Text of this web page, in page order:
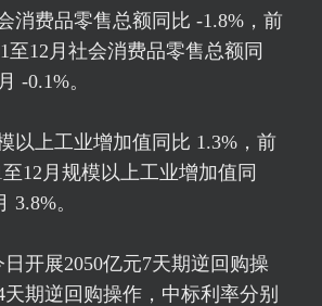
消费品零售总额同比 -1.8%，前
至12月社会消费品零售总额同
-0.1%。
以上工业增加值同比 1.3%，前
12月规模以上工业增加值同
3.8%。
开展2050亿元7天期逆回购操
天期逆回购操作，中标利率分别